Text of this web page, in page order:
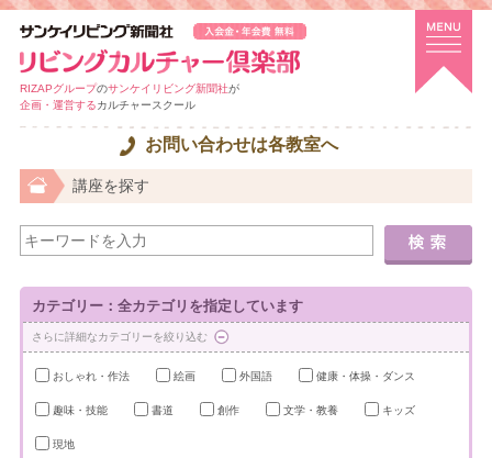
RIZAPグループのサンケイリビング新聞社が
企画・運営するカルチャースクール
お問い合わせは各教室へ
講座を探す
カテゴリー：全カテゴリを指定しています
さらに詳細なカテゴリーを絞り込む
おしゃれ・作法 絵画 外国語 健康・体操・ダンス
趣味・技能 書道 創作 文学・教養 キッズ
現地